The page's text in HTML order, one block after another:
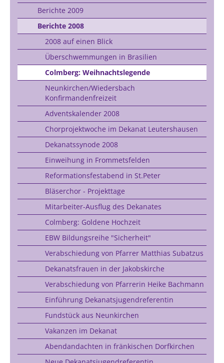
Berichte 2009
Berichte 2008
2008 auf einen Blick
Überschwemmungen in Brasilien
Colmberg: Weihnachtslegende
Neunkirchen/Wiedersbach
Konfirmandenfreizeit
Adventskalender 2008
Chorprojektwoche im Dekanat Leutershausen
Dekanatssynode 2008
Einweihung in Frommetsfelden
Reformationsfestabend in St.Peter
Bläserchor - Projekttage
Mitarbeiter-Ausflug des Dekanates
Colmberg: Goldene Hochzeit
EBW Bildungsreihe "Sicherheit"
Verabschiedung von Pfarrer Matthias Subatzus
Dekanatsfrauen in der Jakobskirche
Verabschiedung von Pfarrerin Heike Bachmann
Einführung Dekanatsjugendreferentin
Fundstück aus Neunkirchen
Vakanzen im Dekanat
Abendandachten in fränkischen Dorfkirchen